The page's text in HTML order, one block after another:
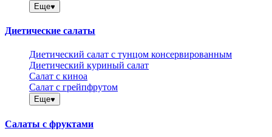
Еще
Диетические салаты
Диетический салат с тунцом консервированным
Диетический куриный салат
Салат с киноа
Салат с грейпфрутом
Еще
Салаты с фруктами